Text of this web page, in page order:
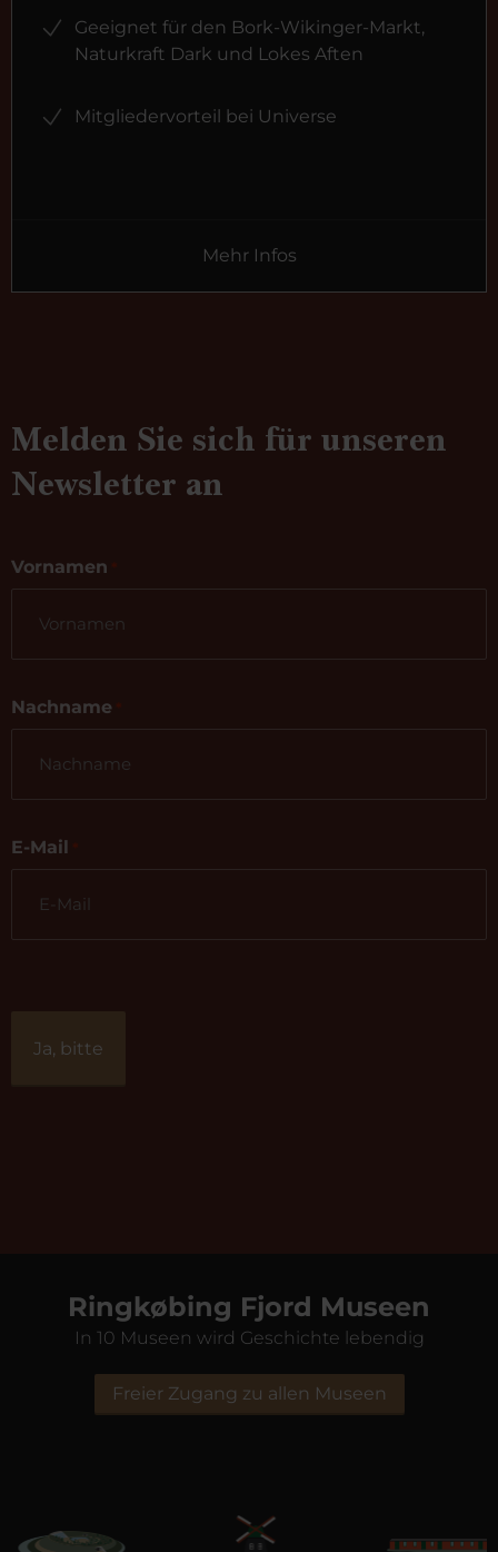
Geeignet für den Bork-Wikinger-Markt,
Naturkraft Dark und Lokes Aften
Mitgliedervorteil bei Universe
Mehr Infos
Melden Sie sich für unseren
Newsletter an
Vornamen
Nachname
E-Mail
Ringkøbing Fjord Museen
In 10 Museen wird Geschichte lebendig
Freier Zugang zu allen Museen